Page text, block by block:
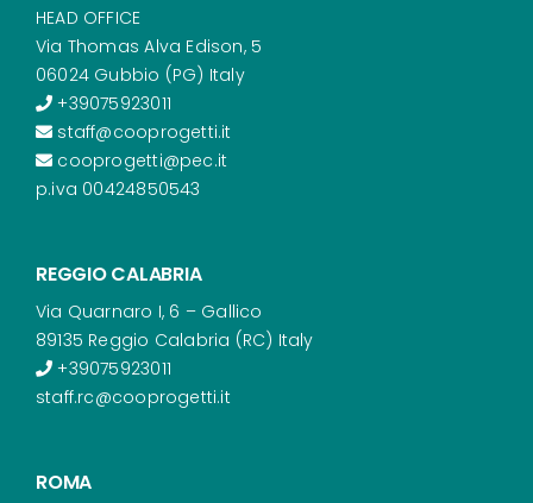
HEAD OFFICE
Via Thomas Alva Edison, 5
06024 Gubbio (PG) Italy
+39075923011
staff@cooprogetti.it
cooprogetti@pec.it
p.iva 00424850543
REGGIO CALABRIA
Via Quarnaro I, 6 – Gallico
89135 Reggio Calabria (RC) Italy
+39075923011
staff.rc@cooprogetti.it
ROMA